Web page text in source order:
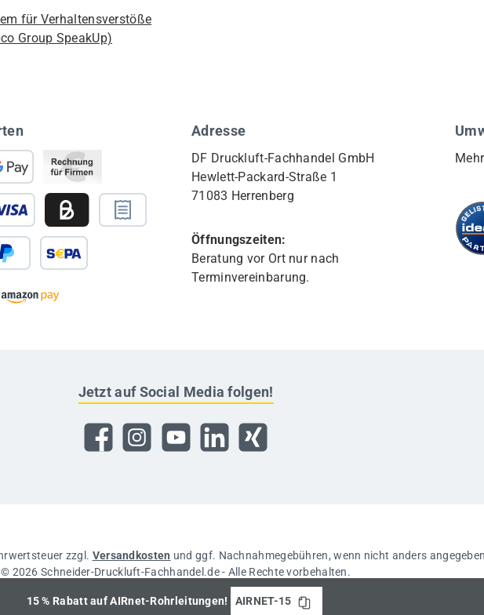
15 % Rabatt auf AIRnet-Rohrleitungen! AIRNET-15
für Verhaltensverstöße
Group SpeakUp)
Adresse
DF Druckluft-Fachhandel GmbH
Hewlett-Packard-Straße 1
71083 Herrenberg
Öffnungszeiten:
Beratung vor Ort nur nach
Terminvereinbarung.
Jetzt auf Social Media folgen!
FacebookInstagramYouTubeLinkedInXing
zzgl. Versandkosten und ggf. Nachnahmegebühren, wenn nicht anders
© 2026 Schneider-Druckluft-Fachhandel.de - Alle Rechte vorbehalten.